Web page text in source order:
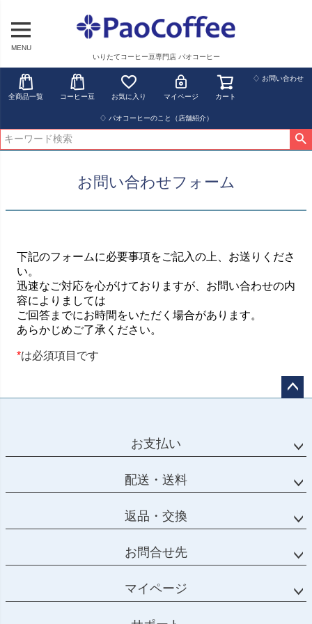
MENU
いりたてコーヒー豆専門店 パオコーヒー
全商品一覧 コーヒー豆 お気に入り マイページ カート
♢ お問い合わせ
♢ パオコーヒーのこと（店舗紹介）
お問い合わせフォーム
お支払い
配送・送料
返品・交換
お問合せ先
マイページ